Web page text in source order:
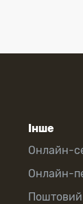
Інше
Онлайн-
Онлайн-